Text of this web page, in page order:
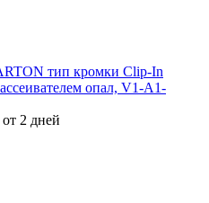
тип кромки Clip-In
опал, V1-A1-
2 дней